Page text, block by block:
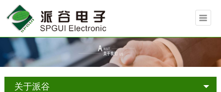
关于派谷